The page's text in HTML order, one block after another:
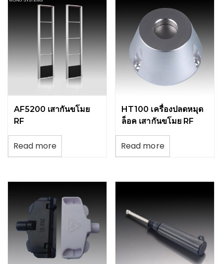
AF5200 เสากันขโมย
RF
Read more
HT100 เครื่องปลดหมุด
ล็อค เสากันขโมย RF
Read more